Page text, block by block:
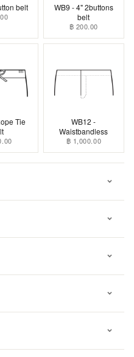
belt
WB9 - 4" 2buttons
belt
฿ 200.00
Tie
WB12 -
Waistbandless
฿ 1,000.00